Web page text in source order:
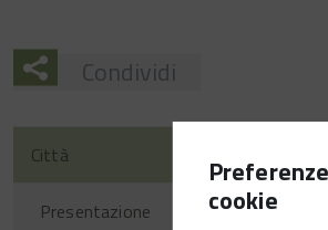
Preferenze
cookie
Condividi
Città
Presentazione